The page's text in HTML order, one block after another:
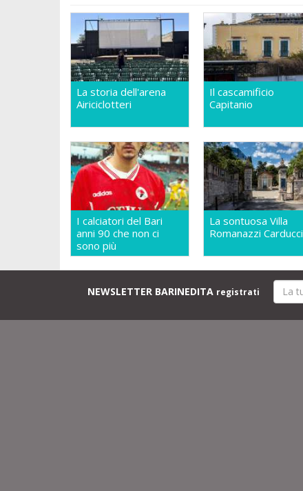
La storia dell'arena
Airiciclotteri
Il cascamificio
Capitanio
I calciatori del Bari
anni 90 che non ci
sono più
La sontuosa Villa
Romanazzi Carducci
NEWSLETTER BARINEDITA registrati